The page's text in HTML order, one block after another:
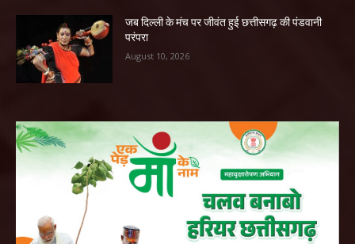
जब दिल्ली के मंच पर जीवंत हुई छत्तीसगढ़ की पंडवानी
परंपरा
August 10, 2026